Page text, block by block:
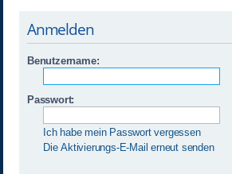
Anmelden
Benutzername:
Passwort:
Ich habe mein Passwort vergessen
Die Aktivierungs-E-Mail erneut senden